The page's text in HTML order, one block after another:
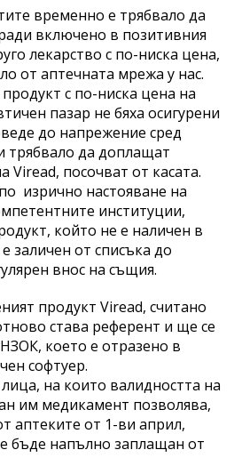
временно е трябвало да
включено в позитивния
лекарство с по-ниска цена,
от аптечната мрежа у нас.
с по-ниска цена на
пазар не бяха осигурени
до напрежение сред
трябвало да доплащат
Viread, посочват от касата.
изрично настояване на
институции,
който не е наличен в
заличен от списъка до
внос на същия.
продукт Viread, считано
става референт и ще се
което е отразено в
софтуер.
на които валидността на
им медикамент позволява,
аптеките от 1-ви април,
бъде напълно заплащан от